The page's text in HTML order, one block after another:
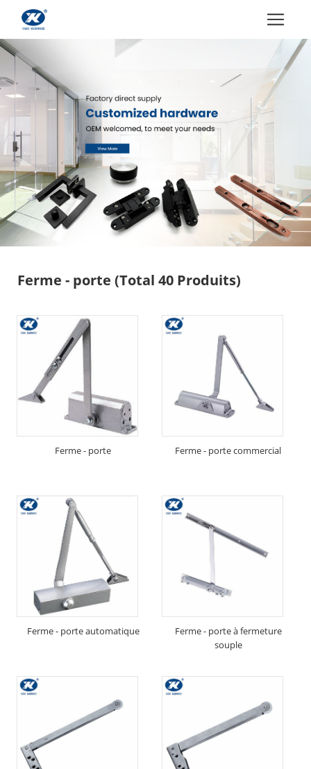
Ferme - porte (Total 40 Produits)
Ferme - porte Ferme - porte commercial
Ferme - porte automatique
Ferme - porte à fermeture
souple